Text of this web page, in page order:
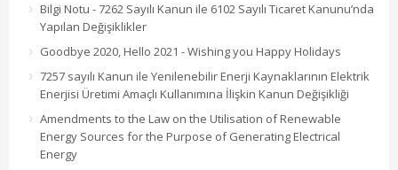
Bilgi Notu - 7262 Sayılı Kanun ile 6102 Sayılı Ticaret Kanunu’nda
Yapılan Değişiklikler
Goodbye 2020, Hello 2021 - Wishing you Happy Holidays
7257 sayılı Kanun ile Yenilenebilir Enerji Kaynaklarının Elektrik
Enerjisi Üretimi Amaçlı Kullanımına İlişkin Kanun Değişikliği
Amendments to the Law on the Utilisation of Renewable
Energy Sources for the Purpose of Generating Electrical
Energy